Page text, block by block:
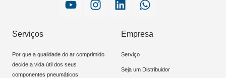
Serviços
Por que a qualidade do ar comprimido
decide a vida útil dos seus
componentes pneumáticos
Empresa
Serviço
Seja um Distribuidor